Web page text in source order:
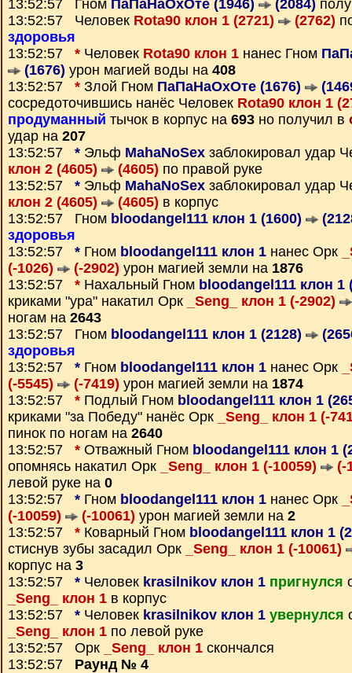
13:52:57 Гном ПаПаНаОхОте (1946) (2084)
13:52:57 Человек Rota90 клон 1 (2721) (2762)
здоровья
13:52:57 * Человек Rota90 клон 1 нанес Гном
(1676) урон магией воды на 408
13:52:57 * Злой Гном ПаПаНаОхОте (1676)
сосредоточившись нанёс Человек Rota90 клон 1
продуманный тычок в корпус на 693 но получил в
удар на 207
13:52:57 * Эльф MahaNoSex заблокировал удар
клон 2 (4605)
(4605) по правой руке
13:52:57 * Эльф MahaNoSex заблокировал удар
клон 2 (4605)
(4605) в корпус
13:52:57 Гном bloodangel111 клон 1 (1600)
здоровья
13:52:57 * Гном bloodangel111 клон 1 нанес Орк
(-1026)
(-2902) урон магией земли на 1876
13:52:57 * Нахальный Гном bloodangel111 клон 1
криками "ура" накатил Орк
_Seng_ клон 1 (-2902)
ногам на 2643
13:52:57 Гном bloodangel111 клон 1 (2128)
здоровья
13:52:57 * Гном bloodangel111 клон 1 нанес Орк
(-5545)
(-7419) урон магией земли на 1874
13:52:57 * Подлый Гном bloodangel111 клон 1
криками "за Победу" нанёс Орк
_Seng_ клон 1 (-
пинок по ногам на 2640
13:52:57 * Отважный Гном bloodangel111 клон 1
опомнясь накатил Орк
_Seng_ клон 1 (-10059)
(-
левой руке на 0
13:52:57 * Гном bloodangel111 клон 1 нанес Орк
(-10059)
(-10061) урон магией земли на 2
13:52:57 * Коварный Гном bloodangel111 клон 1
стиснув зубы засадил Орк
_Seng_ клон 1 (-10061)
корпус на 3
13:52:57 * Человек krasilnikov клон 1 пригнулся
_Seng_ клон 1 в корпус
13:52:57 * Человек krasilnikov клон 1 увернулся
_Seng_ клон 1 по левой руке
13:52:57 Орк
_Seng_ клон 1 скончался
13:52:57 Раунд № 4